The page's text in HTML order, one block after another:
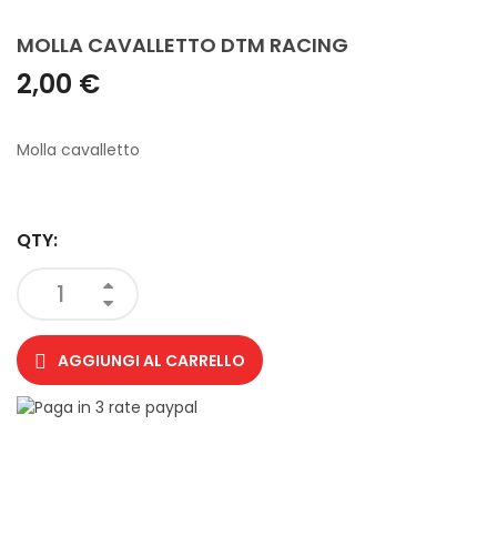
MOLLA CAVALLETTO DTM RACING
2,00 €
Molla cavalletto
QTY:
AGGIUNGI AL CARRELLO